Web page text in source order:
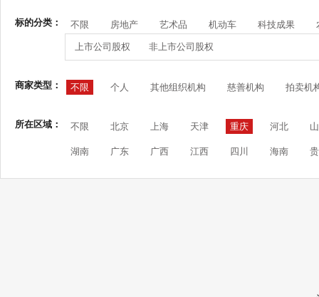
标的分类： 不限 房地产 艺术品 机动车 科技成果
上市公司股权 非上市公司股权
商家类型： 不限 个人 其他组织机构 慈善机构 拍卖机
所在区域： 不限 北京 上海 天津 重庆 河北
湖南 广东 广西 江西 四川 海南